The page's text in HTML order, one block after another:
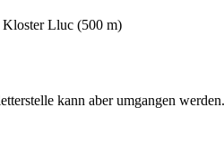
Kloster Lluc (500 m)
kann aber umgangen werden.